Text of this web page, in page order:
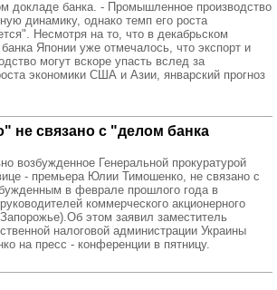
докладе банка. - Промышленное производство
динамику, однако темп его роста
Несмотря на то, что в декабрьском
Японии уже отмечалось, что экспорт и
могут вскоре упасть вслед за
экономики США и Азии, январский прогноз
не связано с "делом банка
возбужденное Генеральной прокуратурой
- премьера Юлии Тимошенко, не связано с
в феврале прошлого года в
коммерческого акционерного
этом заявил заместитель
налоговой администрации Украины
на пресс - конференции в пятницу.